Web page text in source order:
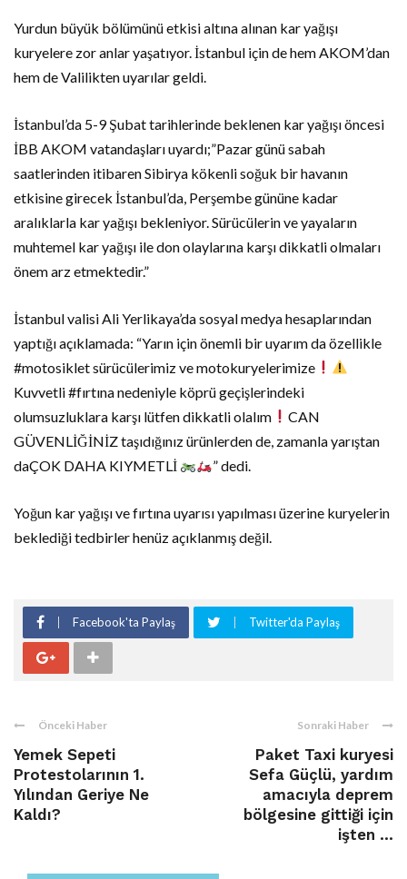
Yurdun büyük bölümünü etkisi altına alınan kar yağışı
kuryelere zor anlar yaşatıyor. İstanbul için de hem AKOM’dan
hem de Valilikten uyarılar geldi.
İstanbul’da 5-9 Şubat tarihlerinde beklenen kar yağışı öncesi
İBB AKOM vatandaşları uyardı;”Pazar günü sabah
saatlerinden itibaren Sibirya kökenli soğuk bir havanın
etkisine girecek İstanbul’da, Perşembe gününe kadar
aralıklarla kar yağışı bekleniyor. Sürücülerin ve yayaların
muhtemel kar yağışı ile don olaylarına karşı dikkatli olmaları
önem arz etmektedir.”
İstanbul valisi Ali Yerlikaya’da sosyal medya hesaplarından
yaptığı açıklamada: “Yarın için önemli bir uyarım da özellikle
#motosiklet sürücülerimiz ve motokuryelerimize
Kuvvetli #fırtına nedeniyle köprü geçişlerindeki
olumsuzluklara karşı lütfen dikkatli olalım
CAN
GÜVENLİĞİNİZ taşıdığınız ürünlerden de, zamanla yarıştan
daÇOK DAHA KIYMETLİ
” dedi.
Yoğun kar yağışı ve fırtına uyarısı yapılması üzerine kuryelerin
beklediği tedbirler henüz açıklanmış değil.
Facebook'ta Paylaş Twitter'da Paylaş
Önceki Haber
Yemek Sepeti
Protestolarının 1.
Yılından Geriye Ne
Kaldı?
Sonraki Haber
Paket Taxi kuryesi
Sefa Güçlü, yardım
amacıyla deprem
bölgesine gittiği için
işten ...